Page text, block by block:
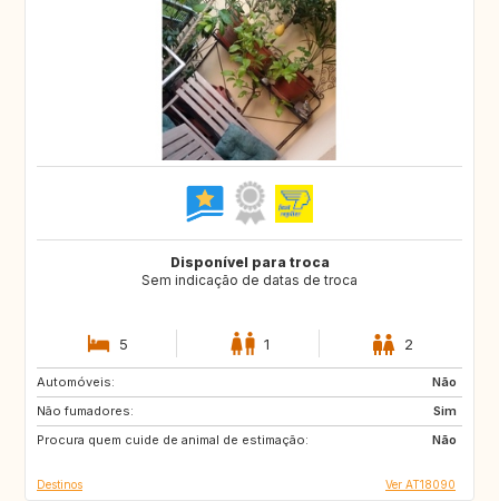
Disponível para troca
Sem indicação de datas de troca
5 1 2
Automóveis:
Não
Não fumadores:
Sim
Procura quem cuide de animal de estimação:
Não
GE
GG
PT
Destinos Ver AT18090